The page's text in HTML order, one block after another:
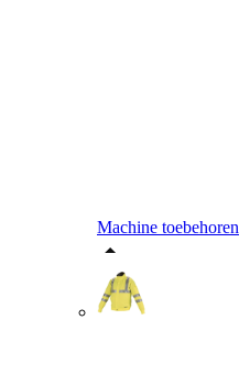
Machine toebehoren